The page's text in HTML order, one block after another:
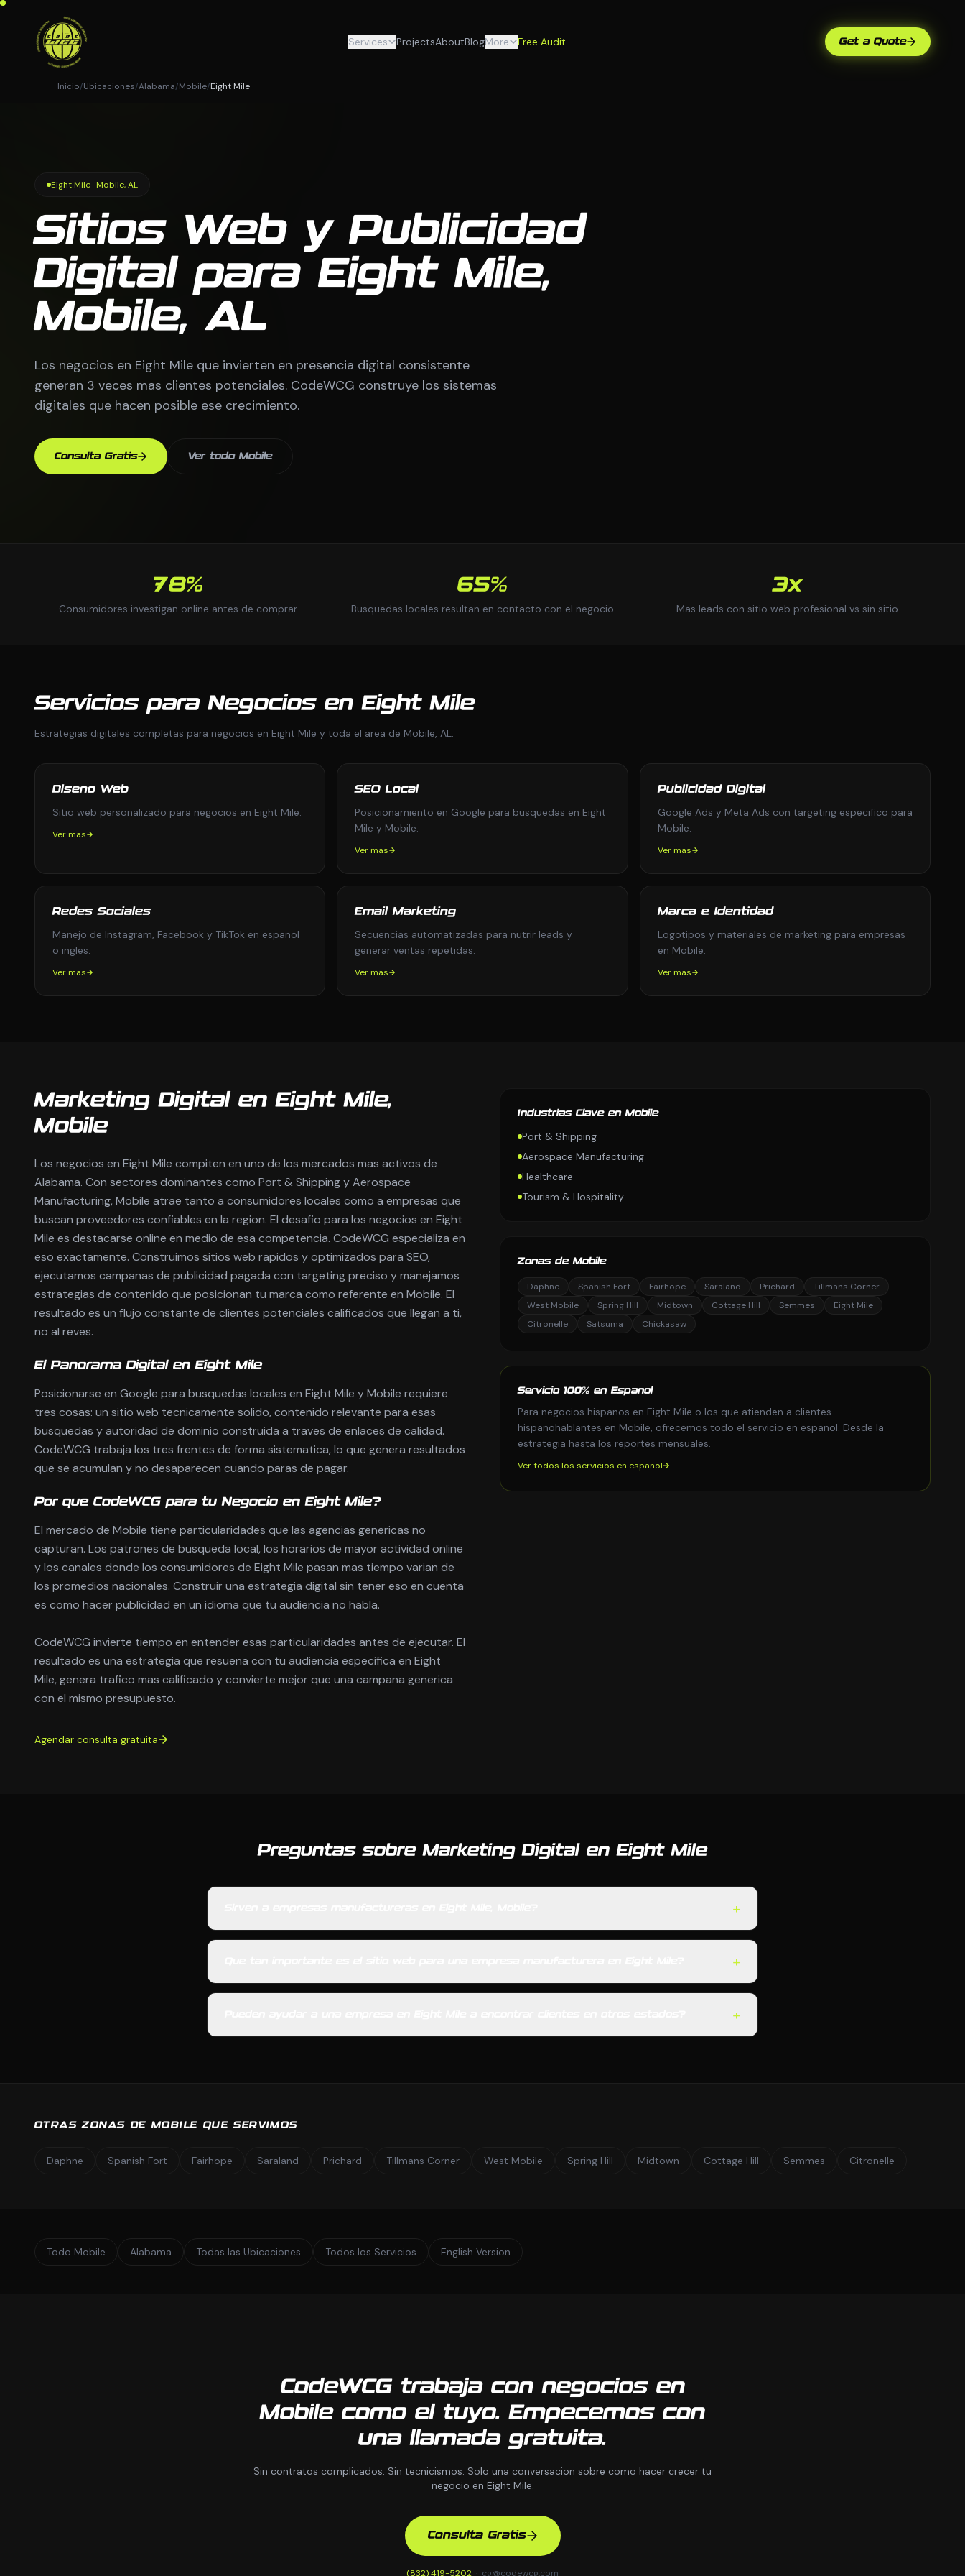
Services ProjectsAboutBlogMore Free Audit Get a Quote
Inicio/Ubicaciones/Alabama/Mobile/Eight Mile
Eight Mile · Mobile, AL
Sitios Web y Publicidad
Digital para Eight Mile,
Mobile, AL
Los negocios en Eight Mile que invierten en presencia digital consistente
generan 3 veces mas clientes potenciales. CodeWCG construye los sistemas
digitales que hacen posible ese crecimiento.
Consulta Gratis Ver todo Mobile
78%
Consumidores investigan online antes de comprar
65%
Busquedas locales resultan en contacto con el negocio
3x
Mas leads con sitio web profesional vs sin sitio
Servicios para Negocios en Eight Mile
Estrategias digitales completas para negocios en Eight Mile y toda el area de Mobile, AL.
Diseno Web
Sitio web personalizado para negocios en Eight Mile.
Ver mas
SEO Local
Posicionamiento en Google para busquedas en Eight
Mile y Mobile.
Ver mas
Publicidad Digital
Google Ads y Meta Ads con targeting especifico para
Mobile.
Ver mas
Redes Sociales
Manejo de Instagram, Facebook y TikTok en espanol
o ingles.
Ver mas
Email Marketing
Secuencias automatizadas para nutrir leads y
generar ventas repetidas.
Ver mas
Marca e Identidad
Logotipos y materiales de marketing para empresas
en Mobile.
Ver mas
Marketing Digital en Eight Mile,
Mobile
Los negocios en Eight Mile compiten en uno de los mercados mas activos de
Alabama. Con sectores dominantes como Port & Shipping y Aerospace
Manufacturing, Mobile atrae tanto a consumidores locales como a empresas que
buscan proveedores confiables en la region. El desafio para los negocios en Eight
Mile es destacarse online en medio de esa competencia. CodeWCG especializa en
eso exactamente. Construimos sitios web rapidos y optimizados para SEO,
ejecutamos campanas de publicidad pagada con targeting preciso y manejamos
estrategias de contenido que posicionan tu marca como referente en Mobile. El
resultado es un flujo constante de clientes potenciales calificados que llegan a ti,
no al reves.
El Panorama Digital en Eight Mile
Posicionarse en Google para busquedas locales en Eight Mile y Mobile requiere
tres cosas: un sitio web tecnicamente solido, contenido relevante para esas
busquedas y autoridad de dominio construida a traves de enlaces de calidad.
CodeWCG trabaja los tres frentes de forma sistematica, lo que genera resultados
que se acumulan y no desaparecen cuando paras de pagar.
Por que CodeWCG para tu Negocio en Eight Mile?
El mercado de Mobile tiene particularidades que las agencias genericas no
capturan. Los patrones de busqueda local, los horarios de mayor actividad online
y los canales donde los consumidores de Eight Mile pasan mas tiempo varian de
los promedios nacionales. Construir una estrategia digital sin tener eso en cuenta
es como hacer publicidad en un idioma que tu audiencia no habla.
CodeWCG invierte tiempo en entender esas particularidades antes de ejecutar. El
resultado es una estrategia que resuena con tu audiencia especifica en Eight
Mile, genera trafico mas calificado y convierte mejor que una campana generica
con el mismo presupuesto.
Agendar consulta gratuita
Industrias Clave en Mobile
Port & Shipping
Aerospace Manufacturing
Healthcare
Tourism & Hospitality
Zonas de Mobile
Daphne Spanish Fort Fairhope Saraland Prichard
Tillmans Corner
West Mobile
Spring Hill Midtown Cottage Hill Semmes
Eight Mile
Citronelle
Satsuma Chickasaw
Servicio 100% en Espanol
Para negocios hispanos en Eight Mile o los que atienden a clientes
hispanohablantes en Mobile, ofrecemos todo el servicio en espanol. Desde la
estrategia hasta los reportes mensuales.
Ver todos los servicios en espanol
Preguntas sobre Marketing Digital en Eight Mile
+
+
+
OTRAS ZONAS DE MOBILE QUE SERVIMOS
Daphne Spanish Fort Fairhope Saraland Prichard Tillmans Corner West Mobile Spring Hill Midtown Cottage Hill Semmes Citronelle
Todo Mobile Alabama Todas las Ubicaciones Todos los Servicios English Version
CodeWCG trabaja con negocios en
Mobile como el tuyo. Empecemos con
una llamada gratuita.
Sin contratos complicados. Sin tecnicismos. Solo una conversacion sobre como hacer crecer tu
negocio en Eight Mile.
Consulta Gratis
(832) 419-5202 · cg@codewcg.com